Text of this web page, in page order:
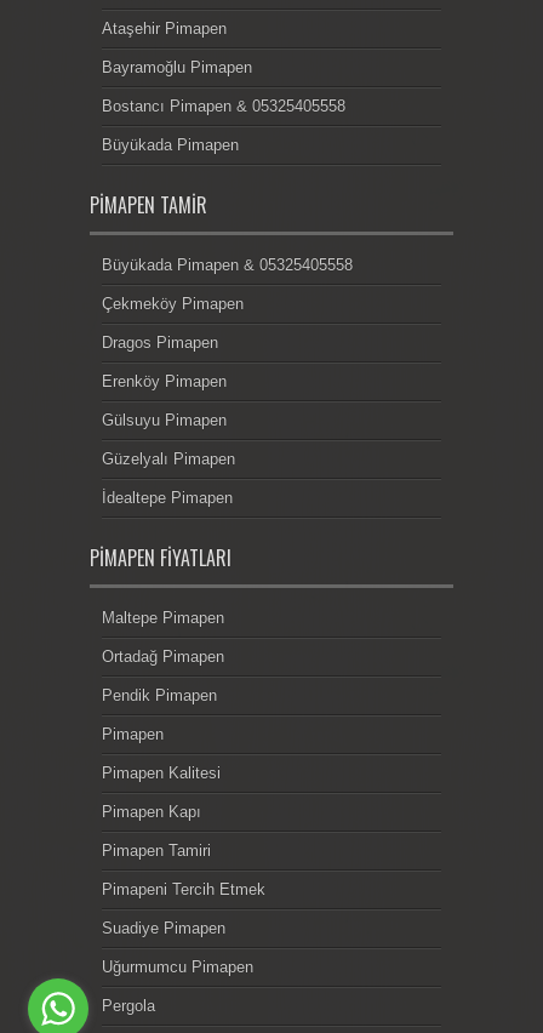
Ataşehir Pimapen
Bayramoğlu Pimapen
Bostancı Pimapen & 05325405558
Büyükada Pimapen
PIMAPEN TAMIR
Büyükada Pimapen & 05325405558
Çekmeköy Pimapen
Dragos Pimapen
Erenköy Pimapen
Gülsuyu Pimapen
Güzelyalı Pimapen
İdealtepe Pimapen
PIMAPEN FIYATLARI
Maltepe Pimapen
Ortadağ Pimapen
Pendik Pimapen
Pimapen
Pimapen Kalitesi
Pimapen Kapı
Pimapen Tamiri
Pimapeni Tercih Etmek
Suadiye Pimapen
Uğurmumcu Pimapen
Pergola